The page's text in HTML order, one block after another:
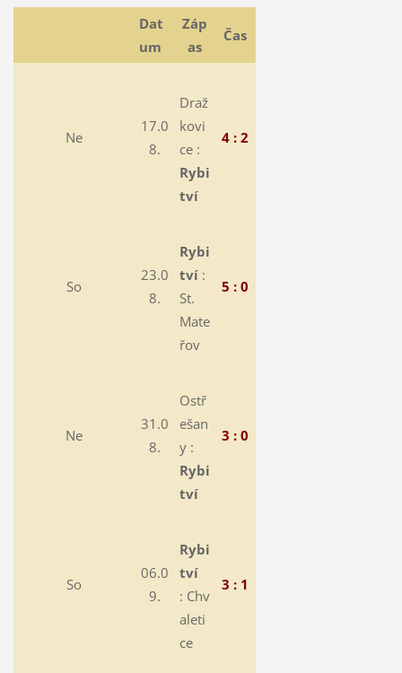
Dat
um
Záp
as
Čas
Ne
17.0
8.
Draž
kovi
ce :
Rybi
tví
4 : 2
So
23.0
8.
Rybi
tví:
St.
Mate
řov
5 : 0
Ne
31.0
8.
Ostř
ešan
y :
Rybi
tví
3 : 0
So
06.0
9.
Rybi
tví
: Chv
aleti
ce
3 : 1